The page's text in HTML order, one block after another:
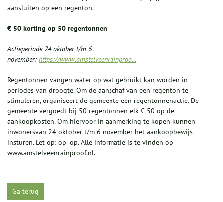
aansluiten op een regenton.
€ 50 korting op 50 regentonnen
Actieperiode 24 oktober t/m 6
november: https://www.amstelveenrainproo...
Regentonnen vangen water op wat gebruikt kan worden in
periodes van droogte. Om de aanschaf van een regenton te
stimuleren, organiseert de gemeente een regentonnenactie. De
gemeente vergoedt bij 50 regentonnen elk € 50 op de
aankoopkosten. Om hiervoor in aanmerking te kopen kunnen
inwonersvan 24 oktober t/m 6 november het aankoopbewijs
insturen. Let op: op=op. Alle informatie is te vinden op
www.amstelveenrainproof.nl.
Ga terug